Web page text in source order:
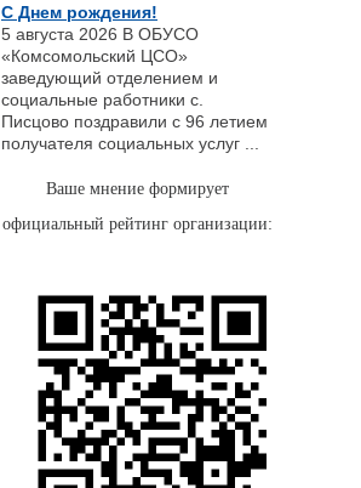
С Днем рождения!
5 августа 2026 В ОБУСО
«Комсомольский ЦСО»
заведующий отделением и
социальные работники с.
Писцово поздравили с 96 летием
получателя социальных услуг ...
Ваше мнение формирует
официальный рейтинг организации: